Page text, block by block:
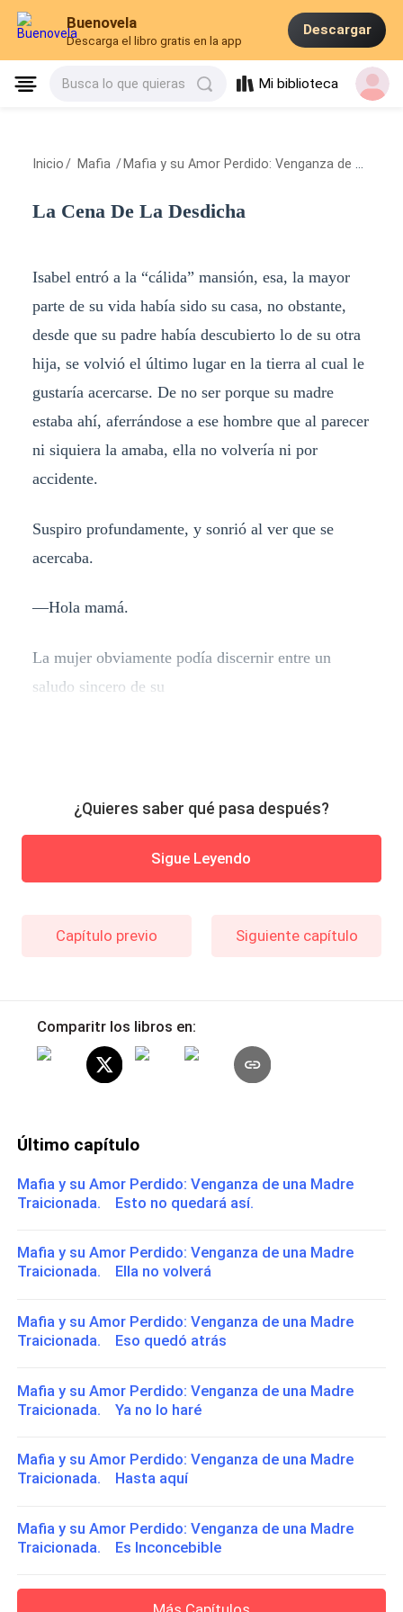
Buenovela
Descarga el libro gratis en la app
Descargar
Busca lo que quieras Mi biblioteca
Inicio / Mafia / Mafia y su Amor Perdido: Venganza de una Madre Traicionada.
La Cena De La Desdicha
Isabel entró a la “cálida” mansión, esa, la mayor
parte de su vida había sido su casa, no obstante,
desde que su padre había descubierto lo de su otra
hija, se volvió el último lugar en la tierra al cual le
gustaría acercarse. De no ser porque su madre
estaba ahí, aferrándose a ese hombre que al parecer
ni siquiera la amaba, ella no volvería ni por
accidente.
Suspiro profundamente, y sonrió al ver que se
acercaba.
—Hola mamá.
La mujer obviamente podía discernir entre un
saludo sincero de su
¿Quieres saber qué pasa después?
Sigue Leyendo
Capítulo previo Siguiente capítulo
Comparitr los libros en:
Último capítulo
Mafia y su Amor Perdido: Venganza de una Madre
Traicionada. Esto no quedará así.
Mafia y su Amor Perdido: Venganza de una Madre
Traicionada. Ella no volverá
Mafia y su Amor Perdido: Venganza de una Madre
Traicionada. Eso quedó atrás
Mafia y su Amor Perdido: Venganza de una Madre
Traicionada. Ya no lo haré
Mafia y su Amor Perdido: Venganza de una Madre
Traicionada. Hasta aquí
Mafia y su Amor Perdido: Venganza de una Madre
Traicionada. Es Inconcebible